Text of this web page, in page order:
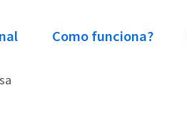
Como funciona?